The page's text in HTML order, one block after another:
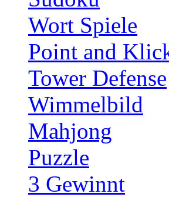
Wort Spiele
Point and
Tower Defense
Wimmelbild
Mahjong
Puzzle
3 Gewinnt